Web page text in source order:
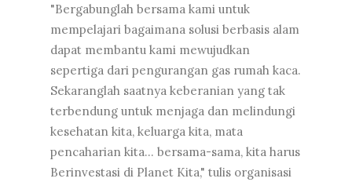
"Bergabunglah bersama kami untuk
mempelajari bagaimana solusi berbasis alam
dapat membantu kami mewujudkan
sepertiga dari pengurangan gas rumah kaca.
Sekaranglah saatnya keberanian yang tak
terbendung untuk menjaga dan melindungi
kesehatan kita, keluarga kita, mata
pencaharian kita… bersama-sama, kita harus
Berinvestasi di Planet Kita," tulis organisasi